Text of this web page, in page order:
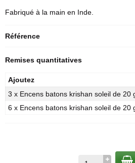
Fabriqué à la main en Inde.
Référence
Remises quantitatives
Ajoutez
3 x Encens batons krishan soleil de 20
6 x Encens batons krishan soleil de 20